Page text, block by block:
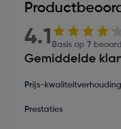
4.1 Basis op 7
Gemiddelde
Prijs-kwaliteitverhouding
Prestaties